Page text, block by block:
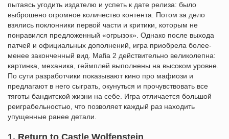
пытаясь угодить издателю и успеть к дате релиза: было
выброшено огромное количество контента. Потом за дело
взялись поклонники первой части и критики, которым не
понравился предложенный «огрызок». Однако после выхода
патчей и официальных дополнений, игра приобрела более-
менее законченный вид. Mafia 2 действительно великолепна:
картинка, механика, геймплей выполнены на высоком уровне.
По сути разработчики показывают кино про мафиози и
предлагают в него сыграть, окунуться и прочувствовать все
тяготы бандитской жизни на себе. Игра отличается большой
реиграбельностью, что позволяет каждый раз находить
упущенные ранее детали.
1. Return to Castle Wolfenstein